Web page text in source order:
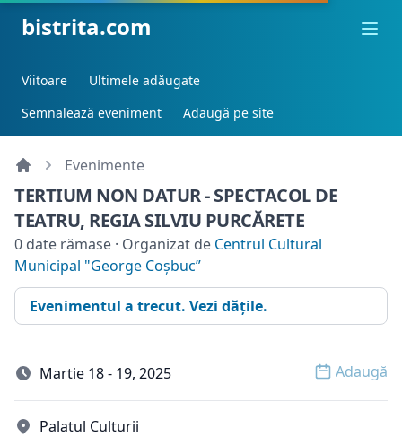
bistrita.com
Viitoare
Ultimele adăugate
Semnalează eveniment
Adaugă pe site
Evenimente
TERTIUM NON DATUR - SPECTACOL DE
TEATRU, REGIA SILVIU PURCĂRETE
0 date rămase · Organizat de Centrul Cultural
Municipal "George Coșbuc”
Evenimentul a trecut. Vezi dățile.
Martie 18 - 19, 2025 Open
Adaugă
Palatul Culturii